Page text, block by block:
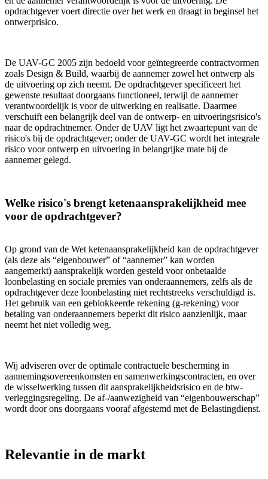
opdrachtgever voert directie over het werk en draagt in beginsel het
ontwerprisico.
De UAV-GC 2005 zijn bedoeld voor geïntegreerde contractvormen
zoals Design & Build, waarbij de aannemer zowel het ontwerp als
de uitvoering op zich neemt. De opdrachtgever specificeert het
gewenste resultaat doorgaans functioneel, terwijl de aannemer
verantwoordelijk is voor de uitwerking en realisatie. Daarmee
verschuift een belangrijk deel van de ontwerp- en uitvoeringsrisico's
naar de opdrachtnemer. Onder de UAV ligt het zwaartepunt van de
risico's bij de opdrachtgever; onder de UAV-GC wordt het integrale
risico voor ontwerp en uitvoering in belangrijke mate bij de
aannemer gelegd.
Welke risico's brengt ketenaansprakelijkheid mee
voor de opdrachtgever?
Op grond van de Wet ketenaansprakelijkheid kan de opdrachtgever
(als deze als “eigenbouwer” of “aannemer” kan worden
aangemerkt) aansprakelijk worden gesteld voor onbetaalde
loonbelasting en sociale premies van onderaannemers, zelfs als de
opdrachtgever deze loonbelasting niet rechtstreeks verschuldigd is.
Het gebruik van een geblokkeerde rekening (g-rekening) voor
betaling van onderaannemers beperkt dit risico aanzienlijk, maar
neemt het niet volledig weg.
Wij adviseren over de optimale contractuele bescherming in
aannemingsovereenkomsten en samenwerkingscontracten, en over
de wisselwerking tussen dit aansprakelijkheidsrisico en de btw-
verleggingsregeling. De af-/aanwezigheid van “eigenbouwerschap”
wordt door ons doorgaans vooraf afgestemd met de Belastingdienst.
Relevantie in de markt